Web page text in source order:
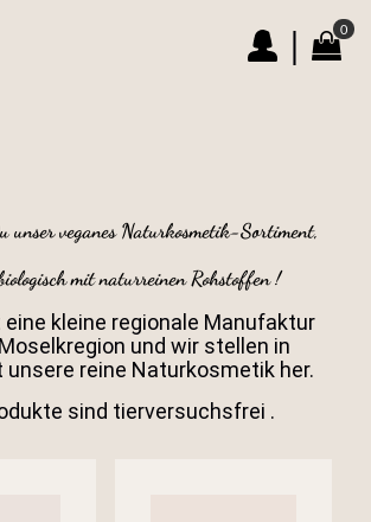
| 0
unser veganes Naturkosmetik-Sortiment,
mit naturreinen Rohstoffen !
kleine regionale Manufaktur
und wir stellen in
unsere reine Naturkosmetik her.
sind tierversuchsfrei .